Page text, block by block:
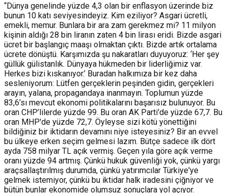
“Dünya genelinde yüzde 4,3 olan bir enflasyon üzerinde biz
bunun 10 katı seviyesindeyiz. Kim eziliyor? Asgari ücretli,
emekli, memur. Bunlara bir ara zam gerekmez mi? 11 milyon
kişinin aldığı 28 bin liranın zaten 4 bin lirası eridi. Bizde asgari
ücret bir başlangıç maaşı olmaktan çıktı. Bizde artık ortalama
ücrete dönüştü. Karşımızda şu nakaratları duyuyoruz: ‘Her şey
güllük gülistanlık. Dünyaya hükmeden bir liderliğimiz var.
Herkes bizi kıskanıyor.’ Buradan halkımıza bir kez daha
sesleniyorum: Lütfen gerçeklerin peşinden gidin, gerçekleri
arayın, yalana, propagandaya inanmayın. Toplumun yüzde
83,6’sı mevcut ekonomi politikalarını başarısız bulunuyor. Bu
oran CHP’lilerde yüzde 99. Bu oran AK Parti'de yüzde 67,7. Bu
oran MHP'de yüzde 72,7. Öyleyse sizi kötü yönettiğini
bildiğiniz bir iktidarın devamını niye isteyesiniz? Bir an evvel
bu ülkeye erken seçim gelmesi lazım. Bütçe sadece ilk dört
ayda 758 milyar TL açık vermiş. Geçen yıla göre açık verme
oranı yüzde 94 artmış. Çünkü hukuk güvenliği yok, çünkü yargı
araçsallaştırılmış durumda, çünkü yatırımcılar Türkiye'ye
gelmek istemiyor, çünkü bu iktidar halk iradesini çiğniyor ve
bütün bunlar ekonomide olumsuz sonuçlara yol açıyor.